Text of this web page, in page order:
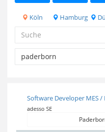
Köln Hamburg
Software Developer MES /
adesso SE